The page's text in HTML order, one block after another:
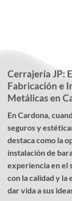
Cerrajería JP:
Fabricación e
Metálicas en
En Cardona,
seguros y
destaca como la
instalación de
experiencia en el
con la calidad y la
dar vida a sus